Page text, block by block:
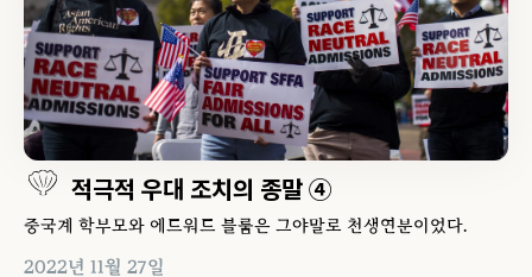
적극적 우대 조치의 종말 ④
중국계 학부모와 에드워드 블룸은 그야말로 천생연분이었다.
2022년 11월 27일